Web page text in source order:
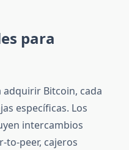
para
Bitcoin, cada
específicas. Los
intercambios
to-peer, cajeros